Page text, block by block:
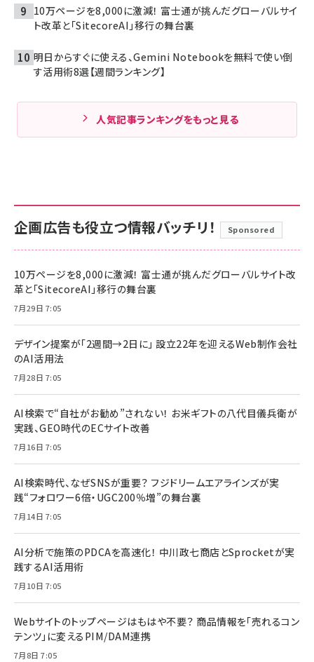
10万ページを8,000に激減！ 富士通が挑んだグローバルサイ
ト改革と「SitecoreAI」移行の舞台裏
明日からすぐに使える、Gemini Notebookを無料で使い倒
す活用術8選【週間ランキング】
人気記事ランキングをもっと見る
企画広告も役立つ情報バッチリ！ Sponsored
10万ページを8,000に激減！ 富士通が挑んだグローバルサイト改
革と「SitecoreAI」移行の舞台裏
7月29日 7:05
デザイン提案が「2週間→2日に」 設立22年を迎えるWeb制作会社
のAI活用法
7月28日 7:05
AI検索で“自社がお勧め”されない！ お米ギフトの八代目儀兵衛が
実践、GEO時代のECサイト改善
7月16日 7:05
AI検索時代、なぜSNSが重要？ フジドリームエアラインズが実
践“フォロワー6倍・UGC200％増”の舞台裏
7月14日 7:05
AI分析で施策のPDCAを高速化！ 中川政七商店とSprocketが実
践するAI活用術
7月10日 7:05
Webサイトのトップページはもはや不要？ 商品情報を「売れるコン
テンツ」に変えるPIM/DAM連携
7月8日 7:05